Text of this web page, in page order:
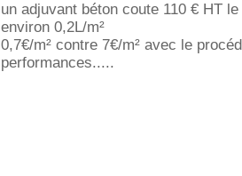
un adjuvant béton coute 110 € HT
environ 0,2L/m²
0,7€/m² contre 7€/m² avec le
performances.....